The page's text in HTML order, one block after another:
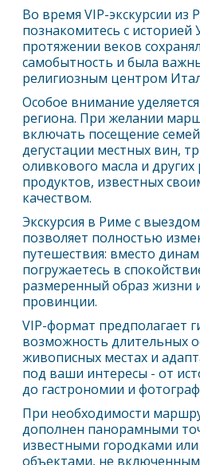
Во время VIP-экскурсии из
познакомитесь с историей
протяжении веков
самобытность и была
религиозным центром
Особое внимание
региона. При желании
включать посещение
дегустации местных вин,
оливкового масла и
продуктов, известных
качеством.
Экскурсия в Риме с
позволяет полностью
путешествия: вместо
погружаетесь в
размеренный образ жизни
провинции.
VIP-формат предполагает
возможность длительных
живописных местах и
под ваши интересы - от
до гастрономии и
При необходимости
дополнен панорамными
известными городками
объектами, не